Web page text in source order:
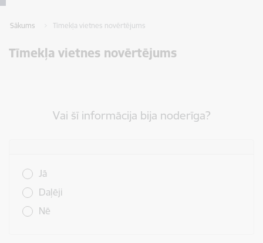
Sākums Tīmekļa vietnes novērtējums
Tīmekļa vietnes novērtējums
Vai šī informācija bija noderīga?
Jā
Daļēji
Nē